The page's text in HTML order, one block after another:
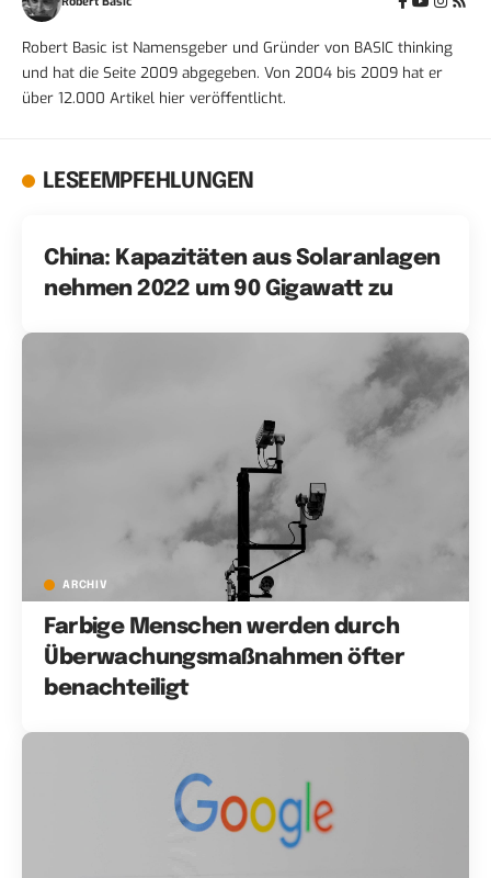
Robert Basic ist Namensgeber und Gründer von BASIC thinking
und hat die Seite 2009 abgegeben. Von 2004 bis 2009 hat er
über 12.000 Artikel hier veröffentlicht.
LESEEMPFEHLUNGEN
China: Kapazitäten aus Solaranlagen
nehmen 2022 um 90 Gigawatt zu
ARCHIV
Farbige Menschen werden durch
Überwachungsmaßnahmen öfter
benachteiligt